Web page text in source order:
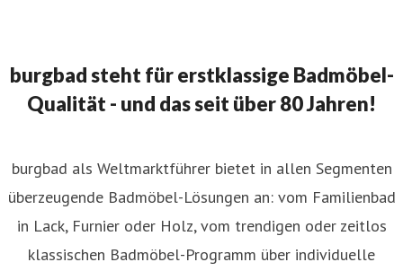
burgbad steht für erstklassige Badmöbel-
Qualität - und das seit über 80 Jahren!
burgbad als Weltmarktführer bietet in allen Segmenten
überzeugende Badmöbel-Lösungen an: vom Familienbad
in Lack, Furnier oder Holz, vom trendigen oder zeitlos
klassischen Badmöbel-Programm über individuelle